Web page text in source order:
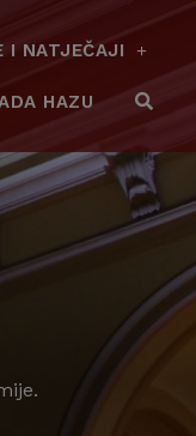
I NATJEČAJI
HAZU